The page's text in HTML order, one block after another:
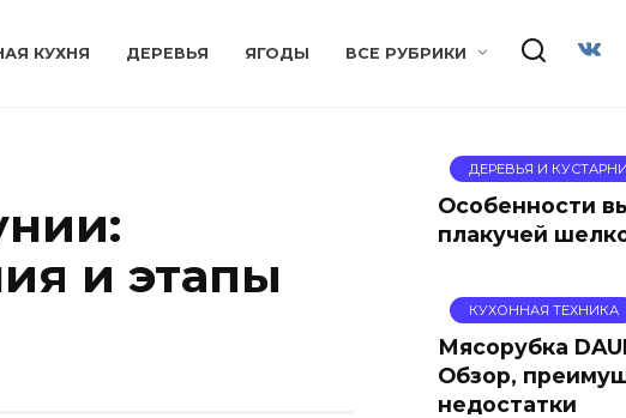
КУХНЯ ДЕРЕВЬЯ ЯГОДЫ ВСЕ РУБРИКИ
и этапы
ДЕРЕВЬЯ И
Особенности
плакучей
КУХОННАЯ ТЕХНИКА
Мясорубка
Обзор,
недостатки